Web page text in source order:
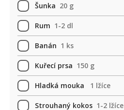
Šunka 20 g
Rum 1-2 dl
Banán 1 ks
Kuřecí prsa 150 g
Hladká mouka 1 lžíce
Strouhaný kokos 1-2 lžíce